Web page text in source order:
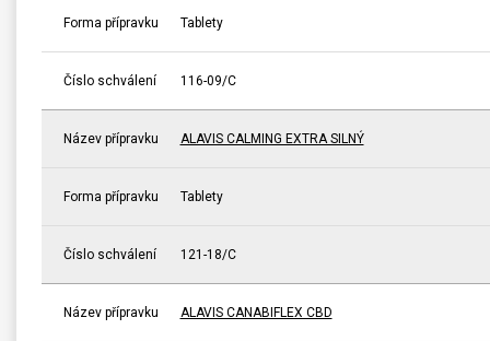
Forma přípravku Tablety
Číslo schválení 116-09/C
Název přípravku ALAVIS CALMING EXTRA SILNÝ
Forma přípravku Tablety
Číslo schválení 121-18/C
Název přípravku ALAVIS CANABIFLEX CBD